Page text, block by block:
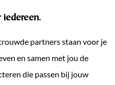
iedereen.
partners staan voor je
en samen met jou de
die passen bij jouw